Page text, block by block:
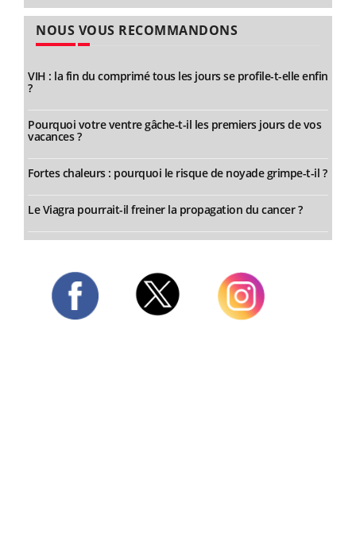
NOUS VOUS RECOMMANDONS
VIH : la fin du comprimé tous les jours se profile-t-elle enfin
?
Pourquoi votre ventre gâche-t-il les premiers jours de vos
vacances ?
Fortes chaleurs : pourquoi le risque de noyade grimpe-t-il ?
Le Viagra pourrait-il freiner la propagation du cancer ?